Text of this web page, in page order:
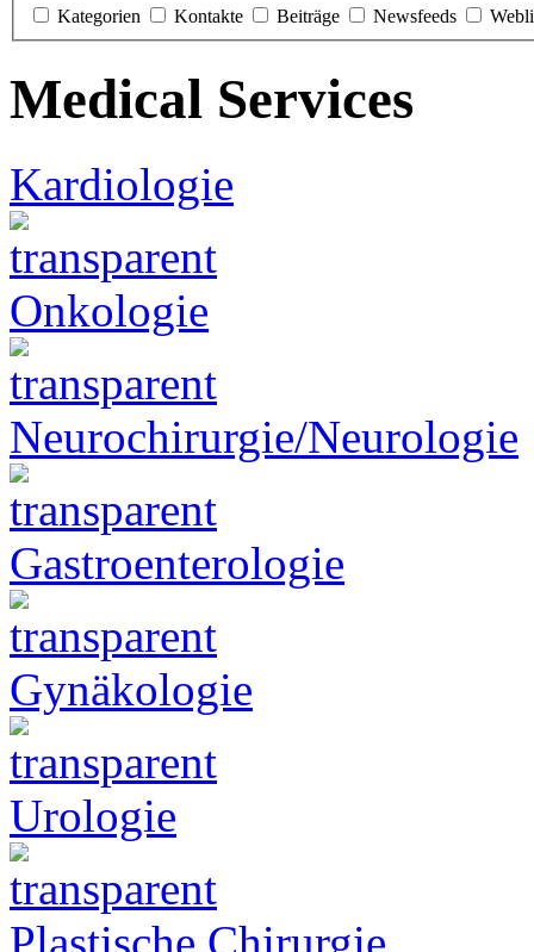
Kategorien
Kontakte Beiträge Newsfeeds
Medical Services
Kardiologie
Onkologie
Neurochirurgie/Neurologie
Gastroenterologie
Gynäkologie
Urologie
Plastische Chirurgie